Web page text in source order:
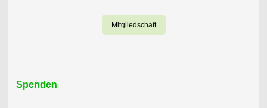
Mitgliedschaft
Spenden